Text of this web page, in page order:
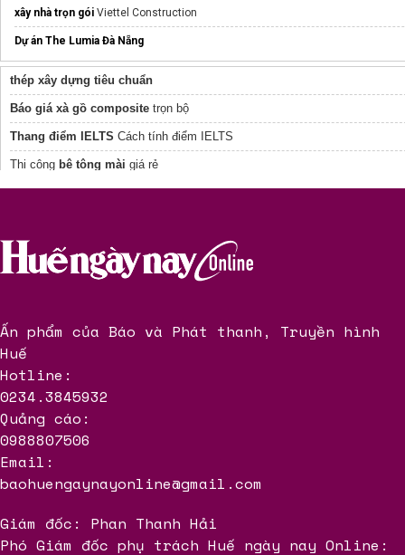
Đại lý khóa Laffer
giá nam mekong grand plaza
xây nhà trọn gói Viettel Construction
Dự án The Lumia Đà Nẵng
thép xây dựng tiêu chuẩn
Báo giá xà gồ composite trọn bộ
Thang điểm IELTS Cách tính điểm IELTS
Thi công bê tông mài giá rẻ
Giá máy sơn vạch kẻ đường
Nắp bể cáp bằng gang
Ấn phẩm của Báo và Phát thanh, Truyền hình
Huế
Hotline:
0234.3845932
Quảng cáo:
0988807506
Email:
baohuengaynayonline@gmail.com
Giám đốc: Phan Thanh Hải
Phó Giám đốc phụ trách Huế ngày nay Online: